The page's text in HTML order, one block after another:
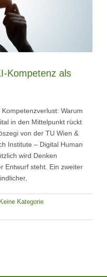
Kompetenz als
Warum
in den Mittelpunkt rückt
von der TU Wien &
Institute – Digital Human
wird Denken
Entwurf steht. Ein zweiter
Keine Kategorie